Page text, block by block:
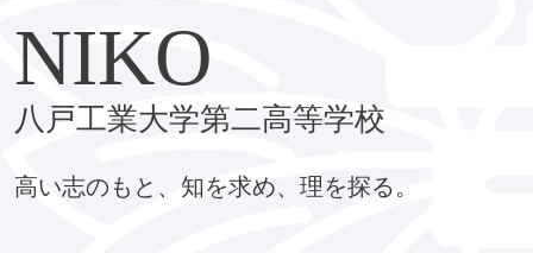
NIKO
八戸工業大学第二高等学校
高い志のもと、知を求め、理を探る。